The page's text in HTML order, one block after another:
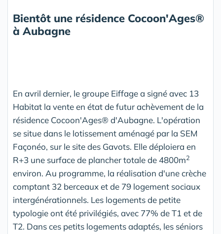
Bientôt une résidence Cocoon'Ages®
à Aubagne
En avril dernier, le groupe Eiffage a signé avec 13
Habitat la vente en état de futur achèvement de la
résidence Cocoon'Ages® d'Aubagne. L'opération
se situe dans le lotissement aménagé par la SEM
Façonéo, sur le site des Gavots. Elle déploiera en
R+3 une surface de plancher totale de 4800m2
environ. Au programme, la réalisation d'une crèche
comptant 32 berceaux et de 79 logement sociaux
intergénérationnels. Les logements de petite
typologie ont été privilégiés, avec 77% de T1 et de
T2. Dans ces petits logements adaptés, les séniors